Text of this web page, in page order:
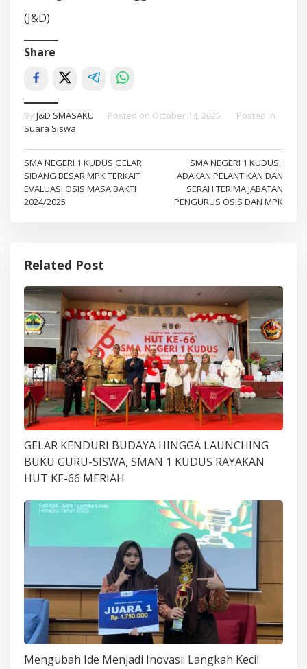
(J&D)
Share
By J&D SMASAKU Posted on October 14, 2025
Posted in
Suara Siswa
Post
navigation
SMA NEGERI 1 KUDUS GELAR
SIDANG BESAR MPK TERKAIT
EVALUASI OSIS MASA BAKTI
2024/2025
SMA NEGERI 1 KUDUS :
ADAKAN PELANTIKAN DAN
SERAH TERIMA JABATAN
PENGURUS OSIS DAN MPK
Related Post
GELAR KENDURI BUDAYA HINGGA LAUNCHING
BUKU GURU-SISWA, SMAN 1 KUDUS RAYAKAN
HUT KE-66 MERIAH
Mengubah Ide Menjadi Inovasi: Langkah Kecil